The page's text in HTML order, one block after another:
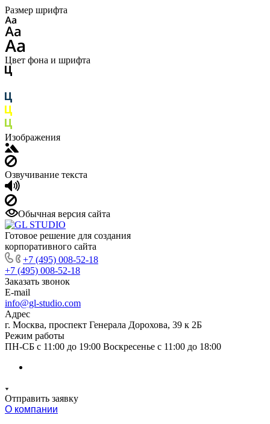
Размер шрифта
Цвет фона и шрифта
Изображения
Озвучивание текста
Обычная версия сайта
Готовое решение для создания
корпоративного сайта
+7 (495) 008-52-18
+7 (495) 008-52-18
Заказать звонок
E-mail
info@gl-studio.com
Адрес
г. Москва, проспект Генерала Дорохова, 39 к 2Б
Режим работы
ПН-СБ с 11:00 до 19:00 Воскресенье с 11:00 до 18:00
Отправить заявку
О компании